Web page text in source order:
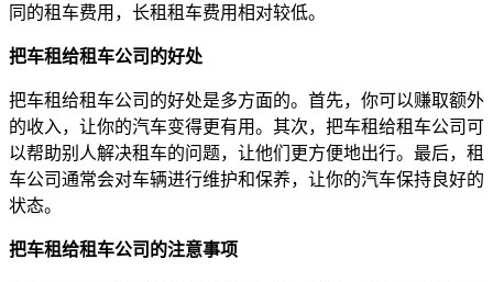
同的租车费用，长租租车费用相对较低。
把车租给租车公司的好处
把车租给租车公司的好处是多方面的。首先，你可以赚取额外
的收入，让你的汽车变得更有用。其次，把车租给租车公司可
以帮助别人解决租车的问题，让他们更方便地出行。最后，租
车公司通常会对车辆进行维护和保养，让你的汽车保持良好的
状态。
把车租给租车公司的注意事项